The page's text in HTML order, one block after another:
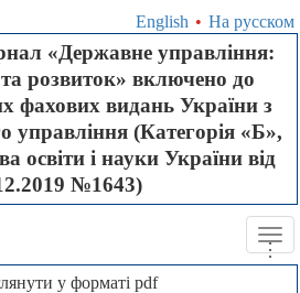
English • На русском
«Державне управління:
розвиток» включено до
фахових видань України з
управління (Категорія «Б»,
освіти і науки України від
№1643)
...